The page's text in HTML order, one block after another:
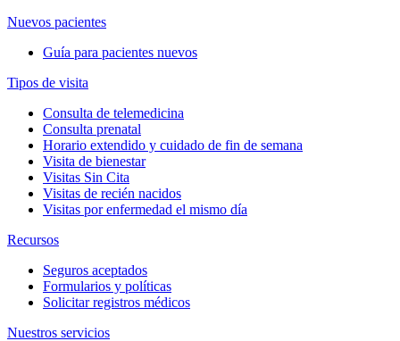
Nuevos pacientes
Guía para pacientes nuevos
Tipos de visita
Consulta de telemedicina
Consulta prenatal
Horario extendido y cuidado de fin de semana
Visita de bienestar
Visitas Sin Cita
Visitas de recién nacidos
Visitas por enfermedad el mismo día
Recursos
Seguros aceptados
Formularios y políticas
Solicitar registros médicos
Nuestros servicios